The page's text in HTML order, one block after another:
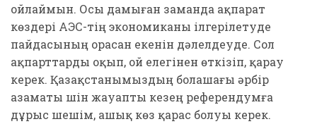
ойлаймын. Осы дамыған заманда ақпарат
көздері АЭС-тің экономиканы ілгерілетуде
пайдасының орасан екенін дәлелдеуде. Сол
ақпарттарды оқып, ой елегінен өткізіп, қарау
керек. Қазақстанымыздың болашағы әрбір
азаматы үшін жауапты кезең референдумға
дұрыс шешім, ашық көз қарас болуы керек.